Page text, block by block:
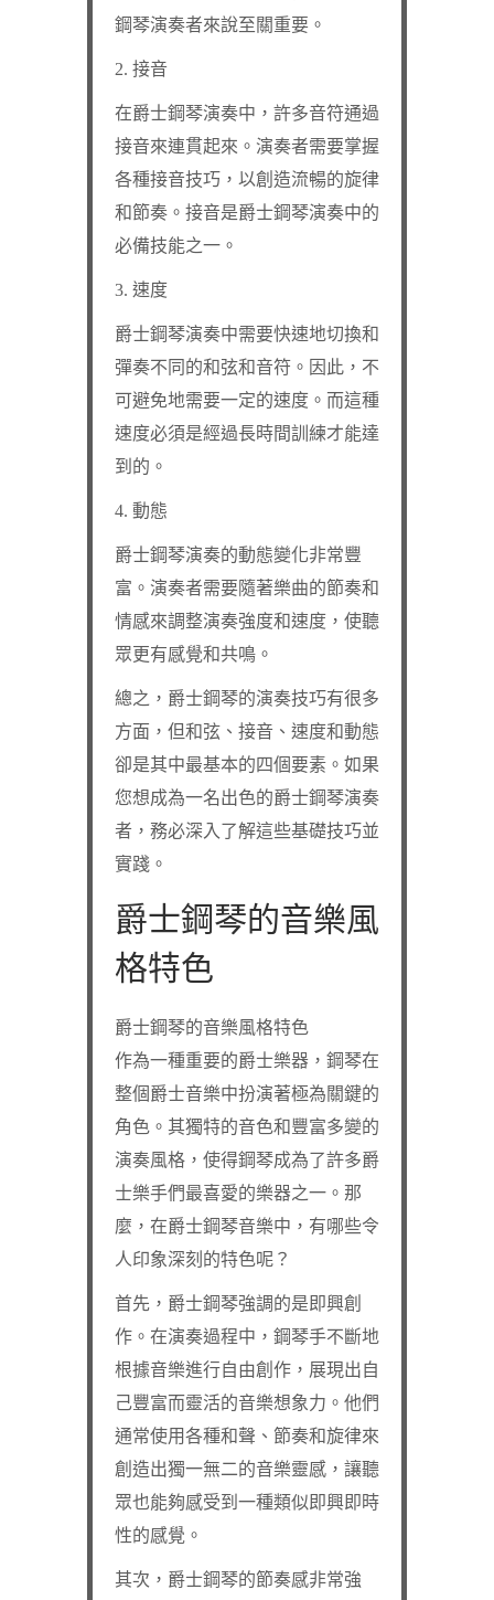
鋼琴演奏者來說至關重要。
2. 接音
在爵士鋼琴演奏中，許多音符通過
接音來連貫起來。演奏者需要掌握
各種接音技巧，以創造流暢的旋律
和節奏。接音是爵士鋼琴演奏中的
必備技能之一。
3. 速度
爵士鋼琴演奏中需要快速地切換和
彈奏不同的和弦和音符。因此，不
可避免地需要一定的速度。而這種
速度必須是經過長時間訓練才能達
到的。
4. 動態
爵士鋼琴演奏的動態變化非常豐
富。演奏者需要隨著樂曲的節奏和
情感來調整演奏強度和速度，使聽
眾更有感覺和共鳴。
總之，爵士鋼琴的演奏技巧有很多
方面，但和弦、接音、速度和動態
卻是其中最基本的四個要素。如果
您想成為一名出色的爵士鋼琴演奏
者，務必深入了解這些基礎技巧並
實踐。
爵士鋼琴的音樂風
格特色
爵士鋼琴的音樂風格特色
作為一種重要的爵士樂器，鋼琴在
整個爵士音樂中扮演著極為關鍵的
角色。其獨特的音色和豐富多變的
演奏風格，使得鋼琴成為了許多爵
士樂手們最喜愛的樂器之一。那
麼，在爵士鋼琴音樂中，有哪些令
人印象深刻的特色呢？
首先，爵士鋼琴強調的是即興創
作。在演奏過程中，鋼琴手不斷地
根據音樂進行自由創作，展現出自
己豐富而靈活的音樂想象力。他們
通常使用各種和聲、節奏和旋律來
創造出獨一無二的音樂靈感，讓聽
眾也能夠感受到一種類似即興即時
性的感覺。
其次，爵士鋼琴的節奏感非常強